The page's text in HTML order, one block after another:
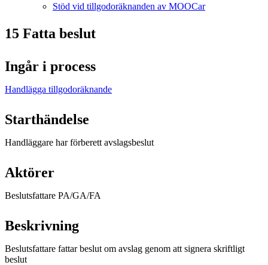
Stöd vid tillgodoräknanden av MOOCar
15 Fatta beslut
Ingår i process
Handlägga tillgodoräknande
Starthändelse
Handläggare har förberett avslagsbeslut
Aktörer
Beslutsfattare PA/GA/FA
Beskrivning
Beslutsfattare fattar beslut om avslag genom att signera skriftligt
beslut